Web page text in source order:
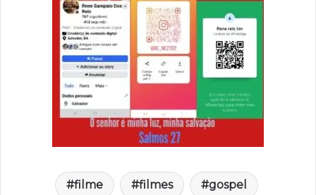
filme filmes gospel